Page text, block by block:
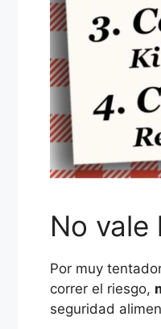
No vale
Por muy
correr el riesgo,
seguridad